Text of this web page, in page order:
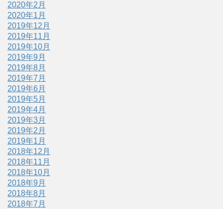
2020年2月
2020年1月
2019年12月
2019年11月
2019年10月
2019年9月
2019年8月
2019年7月
2019年6月
2019年5月
2019年4月
2019年3月
2019年2月
2019年1月
2018年12月
2018年11月
2018年10月
2018年9月
2018年8月
2018年7月